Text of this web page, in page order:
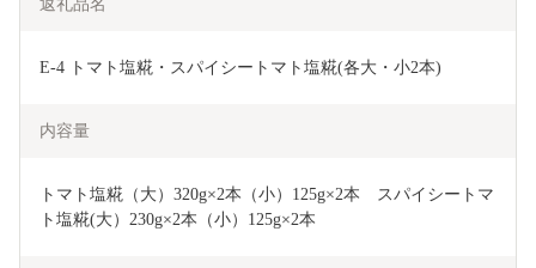
返礼品名
E-4 トマト塩糀・スパイシートマト塩糀(各大・小2本)
内容量
トマト塩糀（大）320g×2本（小）125g×2本　スパイシートマ
ト塩糀(大）230g×2本（小）125g×2本